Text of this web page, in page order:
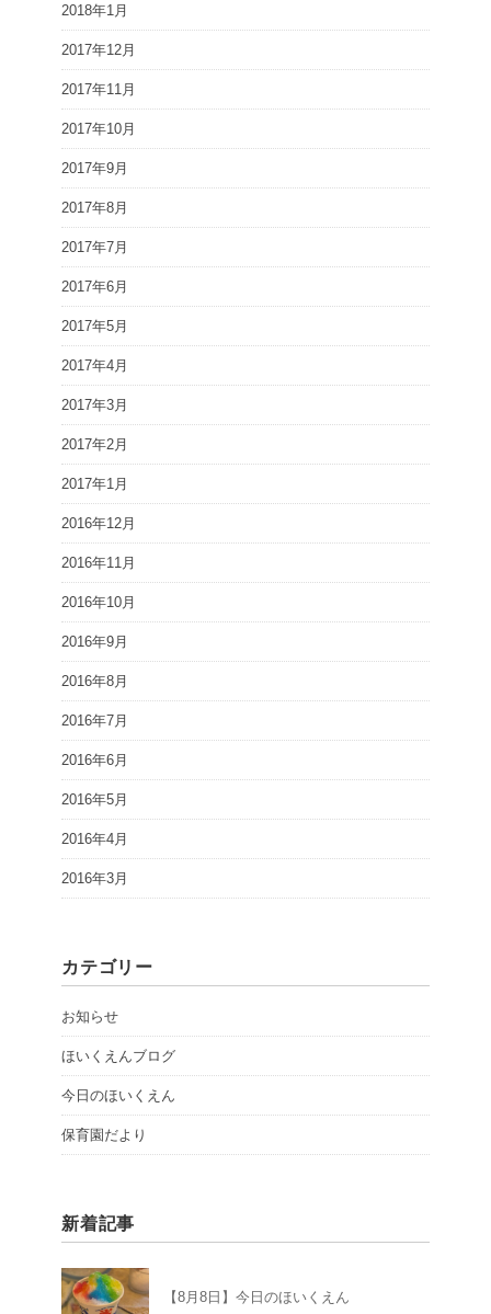
2018年1月
2017年12月
2017年11月
2017年10月
2017年9月
2017年8月
2017年7月
2017年6月
2017年5月
2017年4月
2017年3月
2017年2月
2017年1月
2016年12月
2016年11月
2016年10月
2016年9月
2016年8月
2016年7月
2016年6月
2016年5月
2016年4月
2016年3月
カテゴリー
お知らせ
ほいくえんブログ
今日のほいくえん
保育園だより
新着記事
【8月8日】今日のほいくえん